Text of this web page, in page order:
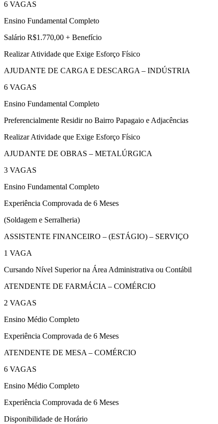
6 VAGAS
Ensino Fundamental Completo
Salário R$1.770,00 + Benefício
Realizar Atividade que Exige Esforço Físico
AJUDANTE DE CARGA E DESCARGA – INDÚSTRIA
6 VAGAS
Ensino Fundamental Completo
Preferencialmente Residir no Bairro Papagaio e Adjacências
Realizar Atividade que Exige Esforço Físico
AJUDANTE DE OBRAS – METALÚRGICA
3 VAGAS
Ensino Fundamental Completo
Experiência Comprovada de 6 Meses
(Soldagem e Serralheria)
ASSISTENTE FINANCEIRO – (ESTÁGIO) – SERVIÇO
1 VAGA
Cursando Nível Superior na Área Administrativa ou Contábil
ATENDENTE DE FARMÁCIA – COMÉRCIO
2 VAGAS
Ensino Médio Completo
Experiência Comprovada de 6 Meses
ATENDENTE DE MESA – COMÉRCIO
6 VAGAS
Ensino Médio Completo
Experiência Comprovada de 6 Meses
Disponibilidade de Horário